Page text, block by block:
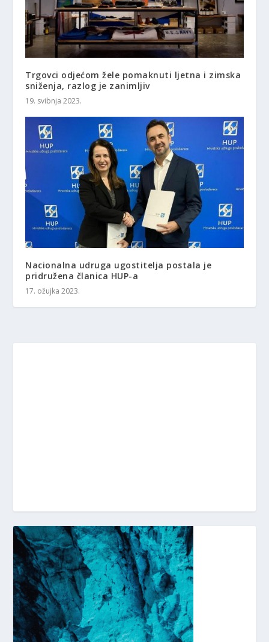
Trgovci odjećom žele pomaknuti ljetna i zimska
sniženja, razlog je zanimljiv
19. svibnja 2023.
Nacionalna udruga ugostitelja postala je
pridružena članica HUP-a
17. ožujka 2023.